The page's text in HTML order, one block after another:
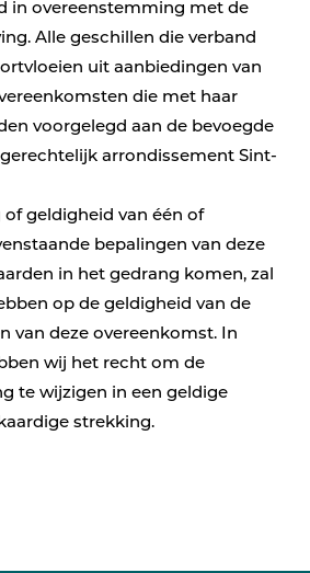
in overeenstemming met de
Alle geschillen die verband
uit aanbiedingen van
die met haar
voorgelegd aan de bevoegde
arrondissement Sint-
geldigheid van één of
bepalingen van deze
in het gedrang komen, zal
op de geldigheid van de
van deze overeenkomst. In
wij het recht om de
te wijzigen in een geldige
strekking.